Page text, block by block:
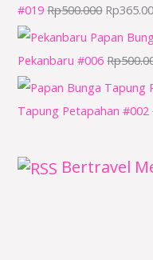
#019 Rp500.000 Rp
Pekanbaru #006 Rp
Tapung Petapahan #002
Bertravel